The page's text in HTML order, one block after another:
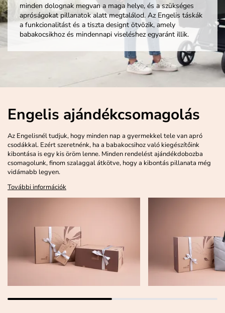
minden dolognak megvan a maga helye, és a szükséges
apróságokat pillanatok alatt megtalálod. Az Engelis táskák
a funkcionalitást és a tiszta designt ötvözik, amely
babakocsikhoz és mindennapi viseléshez egyaránt illik.
Engelis ajándékcsomagolás
Az Engelisnél tudjuk, hogy minden nap a gyermekkel tele van apró
csodákkal. Ezért szeretnénk, ha a babakocsihoz való kiegészítőink
kibontása is egy kis öröm lenne. Minden rendelést ajándékdobozba
csomagolunk, finom szalaggal átkötve, hogy a kibontás pillanata még
vidámabb legyen.
További információk